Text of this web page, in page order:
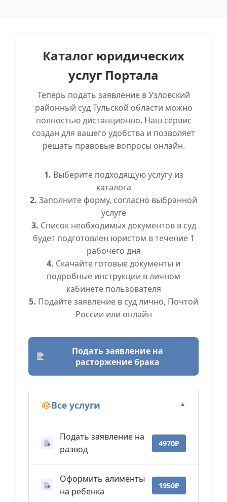
Каталог юридических
услуг Портала
Теперь подать заявление в Узловский
районный суд Тульской области можно
полностью дистанционно. Наш сервис
создан для вашего удобства и позволяет
решать правовые вопросы онлайн.
1. Выберите подходящую услугу из
каталога
2. Заполните форму, согласно выбранной
услуге
3. Список необходимых документов в суд
будет подготовлен юристом в течение 1
рабочего дня
4. Скачайте готовые документы и
подробные инструкции в личном
кабинете пользователя
5. Подайте заявление в суд лично, Почтой
России или онлайн
Подать заявление на
расторжение брака
Все услуги ▼
Подать заявление на
развод
4970₽
Оформить алименты
на ребенка
1950₽